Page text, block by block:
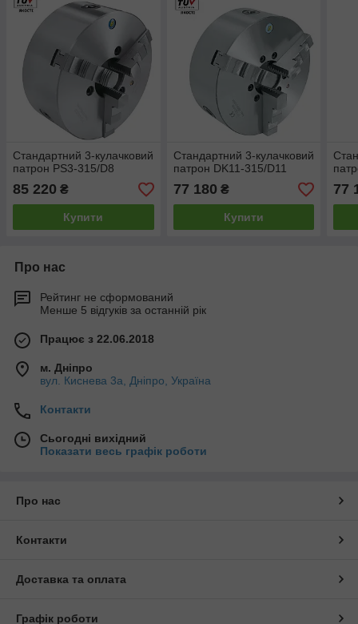
Стандартний 3-кулачковий
патрон PS3-315/D8
85 220 ₴
Купити
Стандартний 3-кулачковий
патрон DK11-315/D11
77 180 ₴
Купити
77
Про нас
Рейтинг не сформований
Менше 5 відгуків за останній рік
Працює з 22.06.2018
м. Дніпро
вул. Киснева 3а, Дніпро, Україна
Контакти
Сьогодні вихідний
Показати весь графік роботи
Про нас
Контакти
Доставка та оплата
Графік роботи